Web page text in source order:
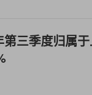
第三季度归属